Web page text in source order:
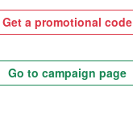
Get a promotional code
Go to campaign page